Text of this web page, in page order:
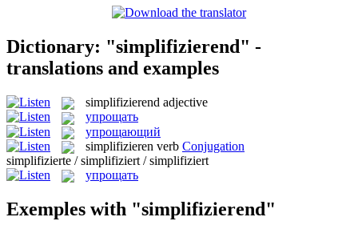
Dictionary: "simplifizierend" -
translations and examples
simplifizierend adjective
упрощать
упрощающий
simplifizieren verb Conjugation
simplifizierte / simplifiziert / simplifiziert
упрощать
Exemples with "simplifizierend"